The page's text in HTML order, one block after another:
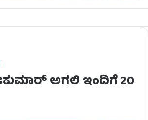
ಅಗಲಿ ಇಂದಿಗೆ 20